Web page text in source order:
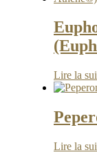
Lire la
Lire la